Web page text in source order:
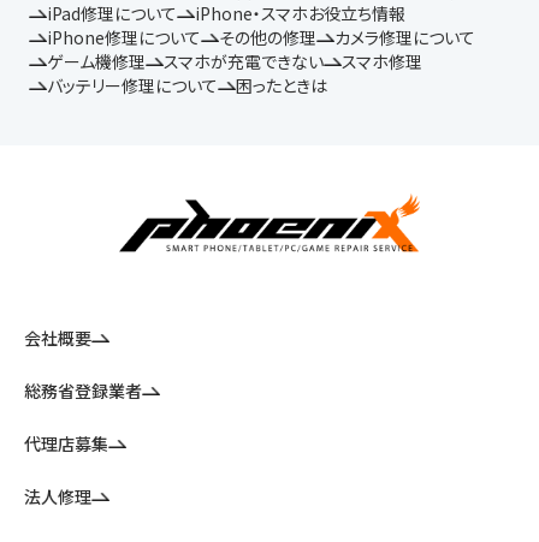
iPad修理について
iPhone・スマホお役立ち情報
iPhone修理について
その他の修理
カメラ修理について
ゲーム機修理
スマホが充電できない
スマホ修理
バッテリー修理について
困ったときは
会社概要
総務省登録業者
代理店募集
法人修理